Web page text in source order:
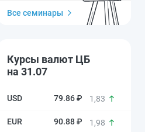
Все семинары
Курсы валют ЦБ
на 31.07
79.86 ₽ 1,83
90.88 ₽ 1,98